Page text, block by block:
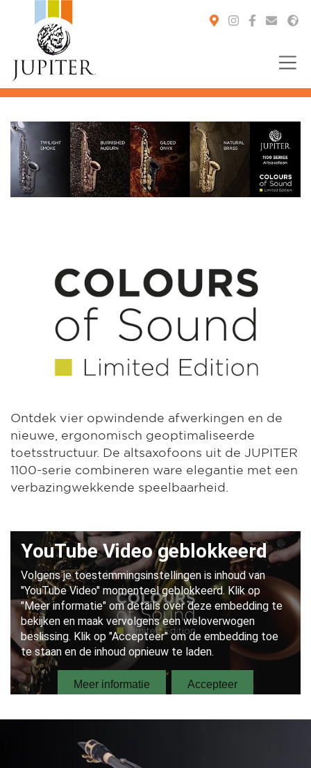
Ontdek vier opwindende afwerkingen en de
nieuwe, ergonomisch geoptimaliseerde
toetsstructuur. De altsaxofoons uit de JUPITER
1100-serie combineren ware elegantie met een
verbazingwekkende speelbaarheid.